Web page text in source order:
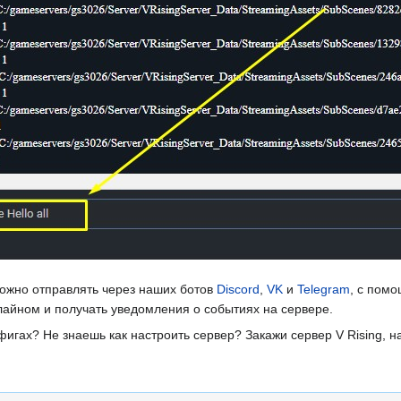
отправлять через наших ботов Discord VK и Telegram , с
и получать уведомления о событиях на сервере.
Не знаешь как настроить сервер? Закажи сервер V